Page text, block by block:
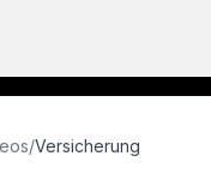
/Versicherung